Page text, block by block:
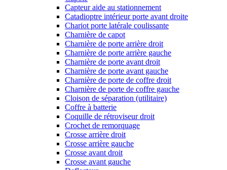
Capteur aide au stationnement
Catadioptre intérieur porte avant droite
Chariot porte latérale coulissante
Charnière de capot
Charnière de porte arrière droit
Charnière de porte arrière gauche
Charnière de porte avant droit
Charnière de porte avant gauche
Charnière de porte de coffre droit
Charnière de porte de coffre gauche
Cloison de séparation (utilitaire)
Coffre à batterie
Coquille de rétroviseur droit
Crochet de remorquage
Crosse arrière droit
Crosse arrière gauche
Crosse avant droit
Crosse avant gauche